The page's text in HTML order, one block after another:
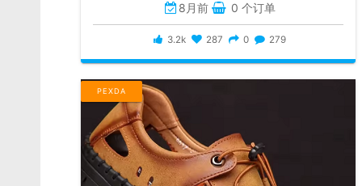
8月前 0 个订单
3.2k 287 0 279
PEXDA